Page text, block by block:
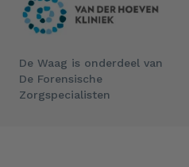
De Waag is onderdeel van
De Forensische
Zorgspecialisten